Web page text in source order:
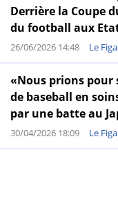
Derrière la Coupe
du football aux
26/06/2026 14:48 Le
«Nous prions
de baseball en
par une batte au
30/04/2026 18:09 Le